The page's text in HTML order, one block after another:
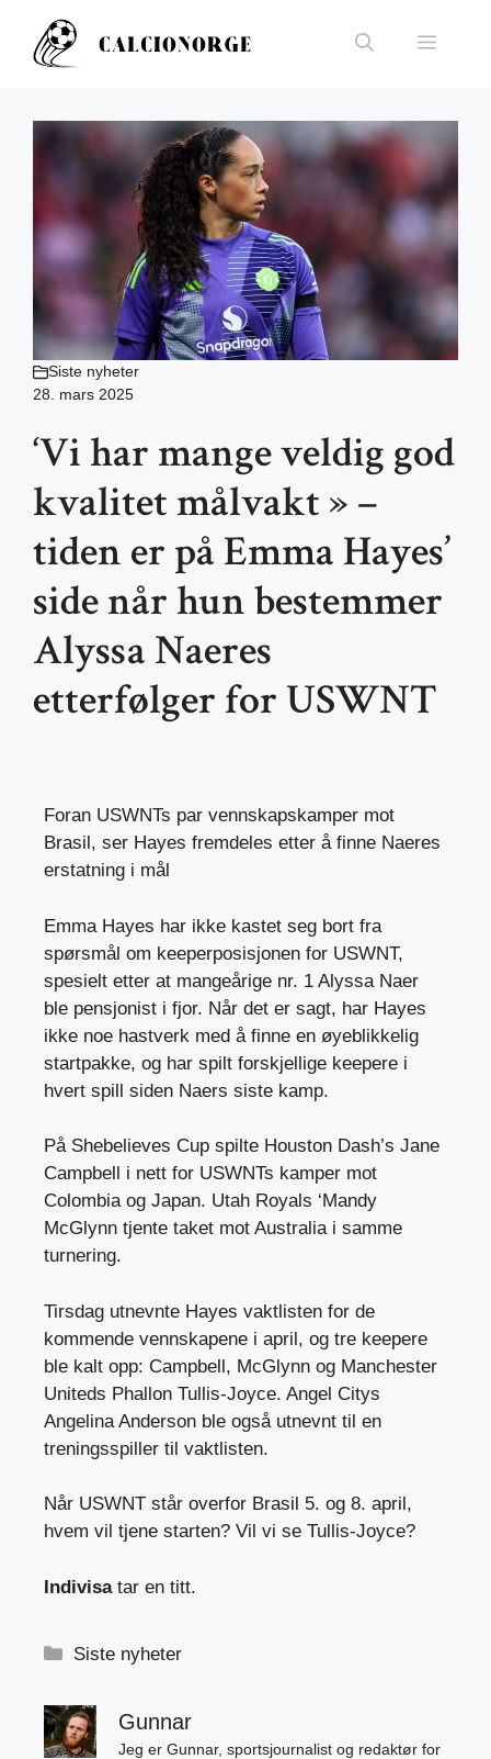
innhold
Meny
Siste nyheter
28. mars 2025
‘Vi har mange veldig god
kvalitet målvakt » –
tiden er på Emma Hayes’
side når hun bestemmer
Alyssa Naeres
etterfølger for USWNT
Foran USWNTs par vennskapskamper mot
Brasil, ser Hayes fremdeles etter å finne Naeres
erstatning i mål
Emma Hayes har ikke kastet seg bort fra
spørsmål om keeperposisjonen for USWNT,
spesielt etter at mangeårige nr. 1 Alyssa Naer
ble pensjonist i fjor. Når det er sagt, har Hayes
ikke noe hastverk med å finne en øyeblikkelig
startpakke, og har spilt forskjellige keepere i
hvert spill siden Naers siste kamp.
På Shebelieves Cup spilte Houston Dash’s Jane
Campbell i nett for USWNTs kamper mot
Colombia og Japan. Utah Royals ‘Mandy
McGlynn tjente taket mot Australia i samme
turnering.
Tirsdag utnevnte Hayes vaktlisten for de
kommende vennskapene i april, og tre keepere
ble kalt opp: Campbell, McGlynn og Manchester
Uniteds Phallon Tullis-Joyce. Angel Citys
Angelina Anderson ble også utnevnt til en
treningsspiller til vaktlisten.
Når USWNT står overfor Brasil 5. og 8. april,
hvem vil tjene starten? Vil vi se Tullis-Joyce?
Indivisatar en titt.
Kategorier
Siste nyheter
Gunnar
Jeg er Gunnar, sportsjournalist og redaktør for